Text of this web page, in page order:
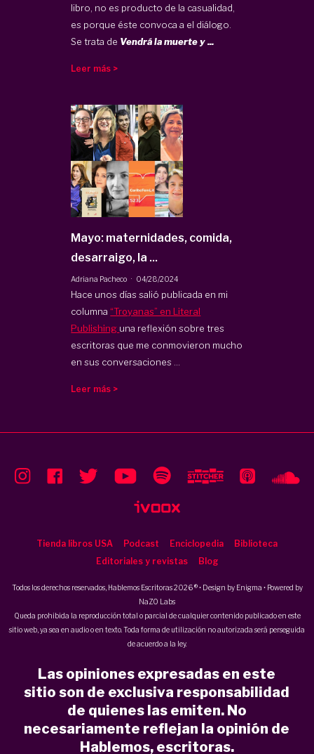
libro, no es producto de la casualidad,
es porque éste convoca a el diálogo.
Se trata de Vendrá la muerte y ...
Leer más >
Mayo: maternidades, comida,
desarraigo, la ...
Adriana Pacheco · 04/28/2024
Hace unos días salió publicada en mi
columna“Troyanas” en Literal
Publishing una reflexión sobre tres
escritoras que me conmovieron mucho
en sus conversaciones ...
Leer más >
Tienda libros USA Podcast Enciclopedia
Biblioteca
Editoriales y revistas
Blog
Todos los derechos reservados, Hablemos Escritoras 2026 ® • Design by Enigma • Powered by
NaZO Labs
Queda prohibida la reproducción total o parcial de cualquier contenido publicado en este
sitio web, ya sea en audio o en texto. Toda forma de utilización no autorizada será perseguida
de acuerdo a la ley.
Las opiniones expresadas en este
sitio son de exclusiva responsabilidad
de quienes las emiten. No
necesariamente reflejan la opinión de
Hablemos, escritoras.